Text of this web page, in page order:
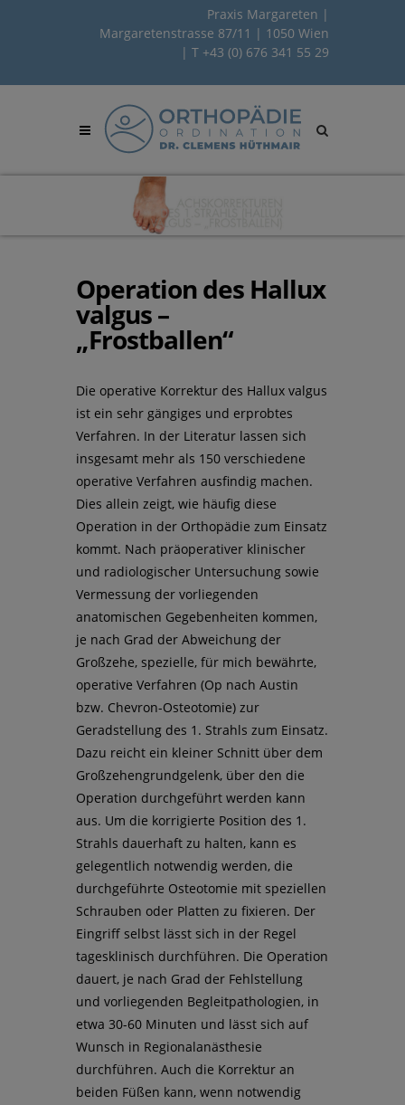
Praxis Margareten |
Margaretenstrasse 87/11 | 1050 Wien
| T +43 (0) 676 341 55 29
Site
Operation des Hallux
valgus –
„Frostballen“
Die operative Korrektur des Hallux valgus
ist ein sehr gängiges und erprobtes
Verfahren. In der Literatur lassen sich
insgesamt mehr als 150 verschiedene
operative Verfahren ausfindig machen.
Dies allein zeigt, wie häufig diese
Operation in der Orthopädie zum Einsatz
kommt. Nach präoperativer klinischer
und radiologischer Untersuchung sowie
Vermessung der vorliegenden
anatomischen Gegebenheiten kommen,
je nach Grad der Abweichung der
Großzehe, spezielle, für mich bewährte,
operative Verfahren (Op nach Austin
bzw. Chevron-Osteotomie) zur
Geradstellung des 1. Strahls zum Einsatz.
Dazu reicht ein kleiner Schnitt über dem
Großzehengrundgelenk, über den die
Operation durchgeführt werden kann
aus. Um die korrigierte Position des 1.
Strahls dauerhaft zu halten, kann es
gelegentlich notwendig werden, die
durchgeführte Osteotomie mit speziellen
Schrauben oder Platten zu fixieren. Der
Eingriff selbst lässt sich in der Regel
tagesklinisch durchführen. Die Operation
dauert, je nach Grad der Fehlstellung
und vorliegenden Begleitpathologien, in
etwa 30-60 Minuten und lässt sich auf
Wunsch in Regionalanästhesie
durchführen. Auch die Korrektur an
beiden Füßen kann, wenn notwendig